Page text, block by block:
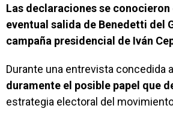
Las declaraciones se
eventual salida de Benedetti del
campaña presidencial de Iván
Durante una entrevista concedida
duramente el posible papel que
estrategia electoral del